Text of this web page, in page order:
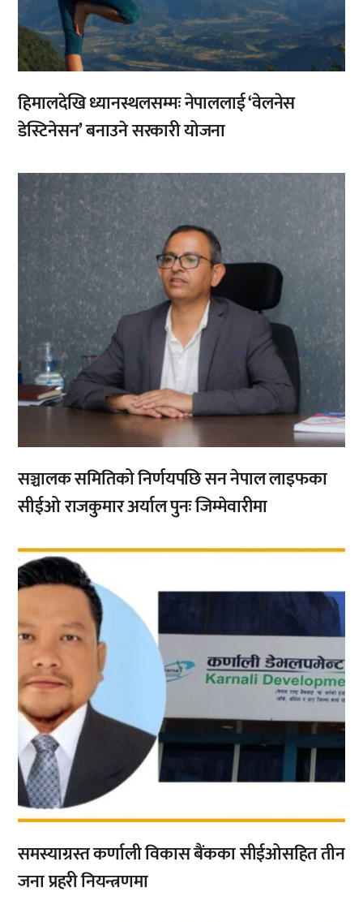
हिमालदेखि ध्यानस्थलसम्मः नेपाललाई ‘वेलनेस
डेस्टिनेसन’ बनाउने सरकारी योजना
सञ्चालक समितिको निर्णयपछि सन नेपाल लाइफका
सीईओ राजकुमार अर्याल पुनः जिम्मेवारीमा
,
समस्याग्रस्त कर्णाली विकास बैंकका सीईओसहित तीन
जना प्रहरी नियन्त्रणमा